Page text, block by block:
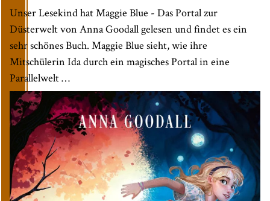
Unser Lesekind hat Maggie Blue - Das Portal zur
Düsterwelt von Anna Goodall gelesen und findet es ein
sehr schönes Buch. Maggie Blue sieht, wie ihre
Mitschülerin Ida durch ein magisches Portal in eine
Parallelwelt …